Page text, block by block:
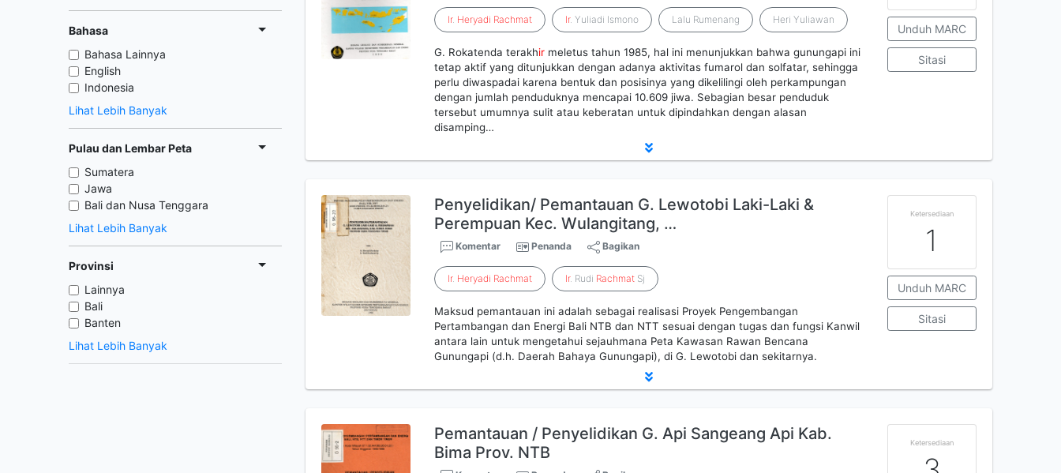
Bahasa
Bahasa Lainnya
English
Indonesia
Lihat Lebih Banyak
Pulau dan Lembar Peta
Sumatera
Jawa
Bali dan Nusa Tenggara
Lihat Lebih Banyak
Provinsi
Lainnya
Bali
Banten
Lihat Lebih Banyak
Ir. Heryadi Rachmat Ir. Yuliadi Ismono Lalu Rumenang Heri Yuliawan
G. Rokatenda terakhir meletus tahun 1985, hal ini menunjukkan bahwa gunungapi ini
tetap aktif yang ditunjukkan dengan adanya aktivitas fumarol dan solfatar, sehingga
perlu diwaspadai karena bentuk dan posisinya yang dikelilingi oleh perkampungan
dengan jumlah penduduknya mencapai 10.609 jiwa. Sebagian besar penduduk
tersebut umumnya sulit atau keberatan untuk dipindahkan dengan alasan
disamping…
Unduh MARC
Sitasi
Penyelidikan/ Pemantauan G. Lewotobi Laki-Laki &
Perempuan Kec. Wulangitang, …
Komentar Penanda Bagikan
Ir. Heryadi Rachmat Ir. Rudi Rachmat Sj
Maksud pemantauan ini adalah sebagai realisasi Proyek Pengembangan
Pertambangan dan Energi Bali NTB dan NTT sesuai dengan tugas dan fungsi Kanwil
antara lain untuk mengetahui sejauhmana Peta Kawasan Rawan Bencana
Gunungapi (d.h. Daerah Bahaya Gunungapi), di G. Lewotobi dan sekitarnya.
Ketersediaan
1
Unduh MARC
Sitasi
Pemantauan / Penyelidikan G. Api Sangeang Api Kab.
Bima Prov. NTB
Ketersediaan